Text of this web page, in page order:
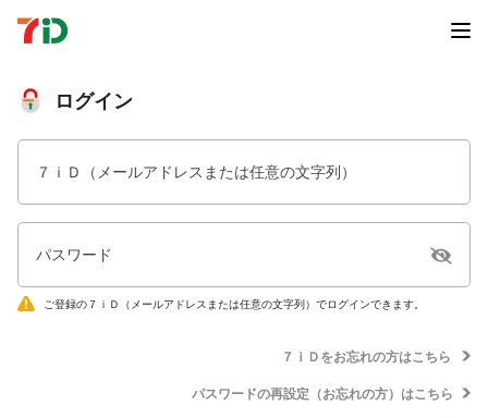
ログイン
７ｉＤ（メールアドレスまたは任意の文字列）
パスワード
ご登録の７ｉＤ（メールアドレスまたは任意の文字列）でログインできます。
７ｉＤをお忘れの方はこちら
パスワードの再設定（お忘れの方）はこちら